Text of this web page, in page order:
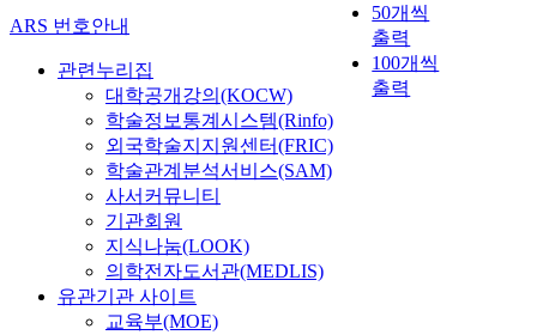
50개씩
출력
100개씩
출력
ARS 번호안내
관련누리집
대학공개강의(KOCW)
학술정보통계시스템(Rinfo)
외국학술지지원센터(FRIC)
학술관계분석서비스(SAM)
사서커뮤니티
기관회원
지식나눔(LOOK)
의학전자도서관(MEDLIS)
유관기관 사이트
교육부(MOE)